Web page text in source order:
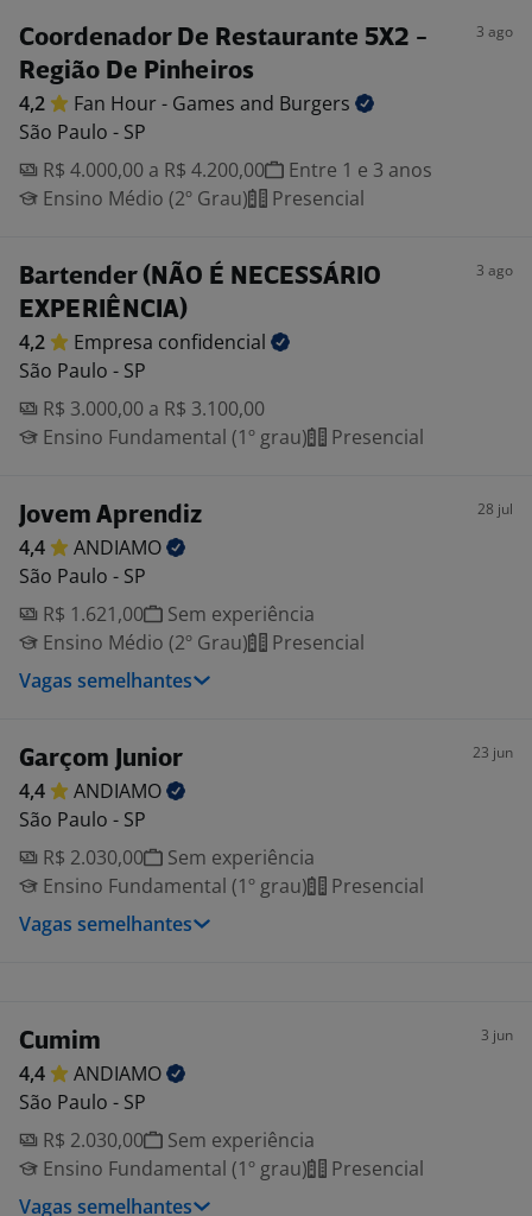
Coordenador De Restaurante 5X2 -
Região De Pinheiros
3 ago
4,2 Fan Hour - Games and Burgers
São Paulo - SP
R$ 4.000,00 a R$ 4.200,00
Entre 1 e 3 anos
Ensino Médio (2º Grau)
Presencial
Bartender (NÃO É NECESSÁRIO
EXPERIÊNCIA)
3 ago
4,2 Empresa confidencial
São Paulo - SP
R$ 3.000,00 a R$ 3.100,00
Ensino Fundamental (1º grau)
Presencial
Jovem Aprendiz 28 jul
4,4
ANDIAMO
São Paulo - SP
R$ 1.621,00
Sem experiência
Ensino Médio (2º Grau)
Presencial
Vagas semelhantes
Garçom Junior 23 jun
4,4
ANDIAMO
São Paulo - SP
R$ 2.030,00
Sem experiência
Ensino Fundamental (1º grau)
Presencial
Vagas semelhantes
Cumim 3 jun
4,4
ANDIAMO
São Paulo - SP
R$ 2.030,00
Sem experiência
Ensino Fundamental (1º grau)
Presencial
Vagas semelhantes